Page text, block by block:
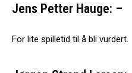
Jens Petter Hauge: –
For lite spilletid til å bli vurdert.